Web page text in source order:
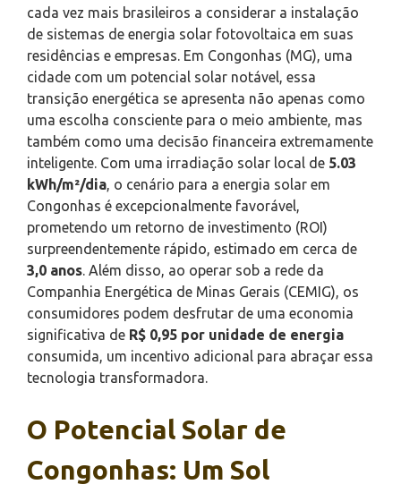
cada vez mais brasileiros a considerar a instalação
de sistemas de energia solar fotovoltaica em suas
residências e empresas. Em Congonhas (MG), uma
cidade com um potencial solar notável, essa
transição energética se apresenta não apenas como
uma escolha consciente para o meio ambiente, mas
também como uma decisão financeira extremamente
inteligente. Com uma irradiação solar local de 5.03
kWh/m²/dia , o cenário para a energia solar em
Congonhas é excepcionalmente favorável,
prometendo um retorno de investimento (ROI)
surpreendentemente rápido, estimado em cerca de
3,0 anos . Além disso, ao operar sob a rede da
Companhia Energética de Minas Gerais (CEMIG), os
consumidores podem desfrutar de uma economia
significativa de R$ 0,95 por unidade de energia
consumida, um incentivo adicional para abraçar essa
tecnologia transformadora.
O Potencial Solar de
Congonhas: Um Sol